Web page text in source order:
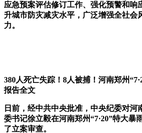
应急预案评估修订工作、强化预警和响
升城市防灾减灾水平，广泛增强全社会
力。
380人死亡失踪！8人被捕！河南郑州
报告全文
日前，经中共中央批准，中央纪委对河
委书记徐立毅在河南郑州“7·20”特大暴
了立案审查。